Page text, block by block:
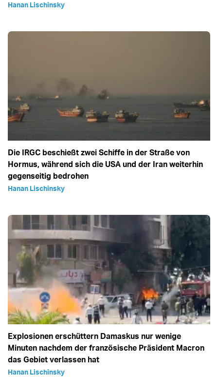
Hanan Lischinsky
Die IRGC beschießt zwei Schiffe in der Straße von
Hormus, während sich die USA und der Iran weiterhin
gegenseitig bedrohen
Hanan Lischinsky
Explosionen erschüttern Damaskus nur wenige
Minuten nachdem der französische Präsident Macron
das Gebiet verlassen hat
Hanan Lischinsky